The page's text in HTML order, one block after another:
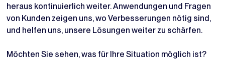
heraus kontinuierlich weiter. Anwendungen und Fragen
von Kunden zeigen uns, wo Verbesserungen nötig sind,
und helfen uns, unsere Lösungen weiter zu schärfen.
Möchten Sie sehen, was für Ihre Situation möglich ist?